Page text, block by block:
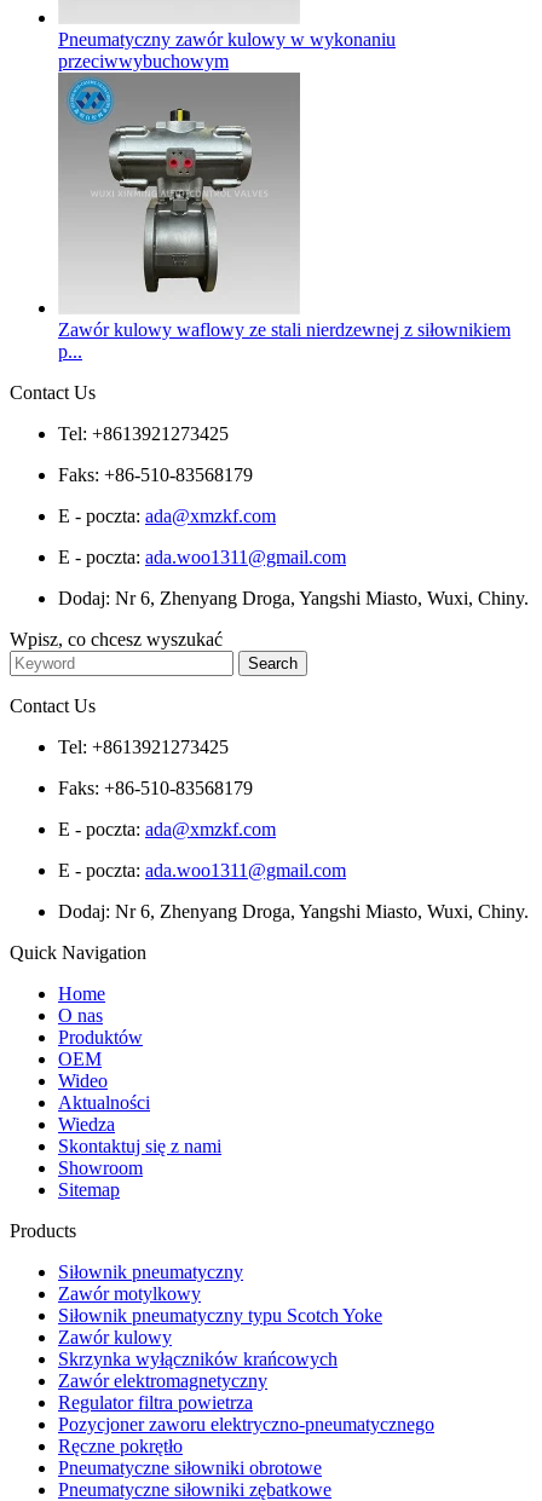
Pneumatyczny zawór kulowy w wykonaniu
przeciwwybuchowym
Zawór kulowy waflowy ze stali nierdzewnej z siłownikiem
p...
Contact Us
Tel: +8613921273425
Faks: +86-510-83568179
E - poczta: ada@xmzkf.com
E - poczta: ada.woo1311@gmail.com
Dodaj: Nr 6, Zhenyang Droga, Yangshi Miasto, Wuxi, Chiny.
Wpisz, co chcesz wyszukać
Contact Us
Tel: +8613921273425
Faks: +86-510-83568179
E - poczta: ada@xmzkf.com
E - poczta: ada.woo1311@gmail.com
Dodaj: Nr 6, Zhenyang Droga, Yangshi Miasto, Wuxi, Chiny.
Quick Navigation
Home
O nas
Produktów
OEM
Wideo
Aktualności
Wiedza
Skontaktuj się z nami
Showroom
Sitemap
Products
Siłownik pneumatyczny
Zawór motylkowy
Siłownik pneumatyczny typu Scotch Yoke
Zawór kulowy
Skrzynka wyłączników krańcowych
Zawór elektromagnetyczny
Regulator filtra powietrza
Pozycjoner zaworu elektryczno-pneumatycznego
Ręczne pokrętło
Pneumatyczne siłowniki obrotowe
Pneumatyczne siłowniki zębatkowe